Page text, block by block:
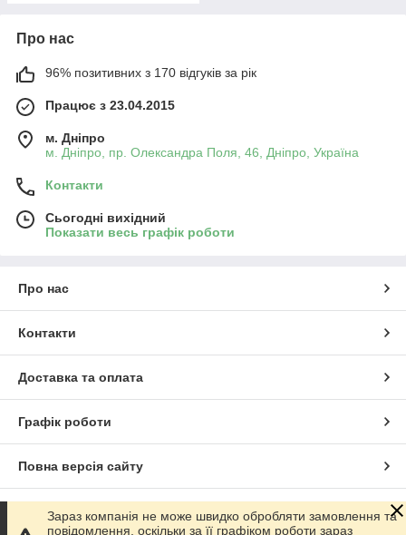
Про нас
96% позитивних з 170 відгуків за рік
Працює з 23.04.2015
м. Дніпро
м. Дніпро, пр. Олександра Поля, 46, Дніпро, Україна
Контакти
Сьогодні вихідний
Показати весь графік роботи
Про нас
Контакти
Доставка та оплата
Графік роботи
Повна версія сайту
Сайт створено на маркетплейсі Prom.ua
Зараз компанія не може швидко обробляти замовлення та
повідомлення, оскільки за її графіком роботи зараз